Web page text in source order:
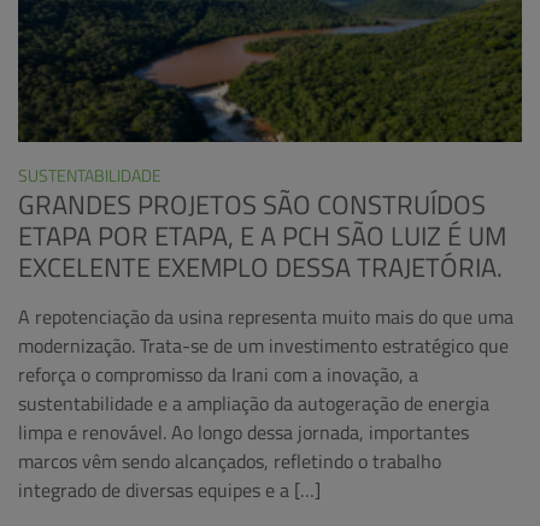
SUSTENTABILIDADE
GRANDES PROJETOS SÃO CONSTRUÍDOS
ETAPA POR ETAPA, E A PCH SÃO LUIZ É UM
EXCELENTE EXEMPLO DESSA TRAJETÓRIA.
A repotenciação da usina representa muito mais do que uma
modernização. Trata-se de um investimento estratégico que
reforça o compromisso da Irani com a inovação, a
sustentabilidade e a ampliação da autogeração de energia
limpa e renovável. Ao longo dessa jornada, importantes
marcos vêm sendo alcançados, refletindo o trabalho
integrado de diversas equipes e a […]